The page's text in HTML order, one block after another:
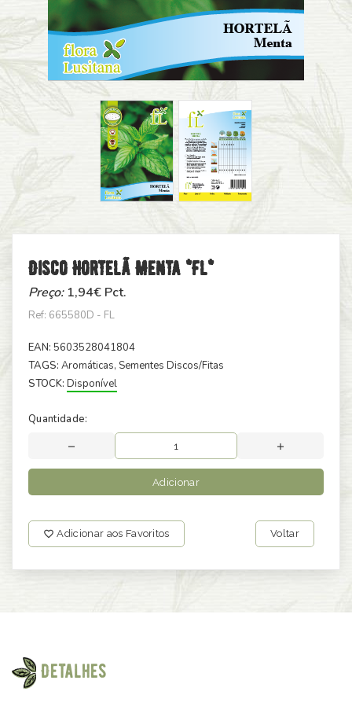
Disco Hortelã Menta *fl*
Preço:1,94€ Pct.
Ref: 665580D - FL
EAN: 5603528041804
TAGS: Aromáticas, Sementes Discos/Fitas
STOCK: Disponível
Quantidade:
Adicionar
Adicionar aos Favoritos Voltar
Detalhes